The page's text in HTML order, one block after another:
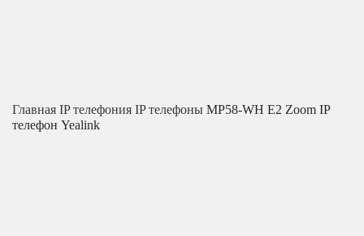
Главная IP телефония IP телефоны MP58-WH E2 Zoom IP
телефон Yealink